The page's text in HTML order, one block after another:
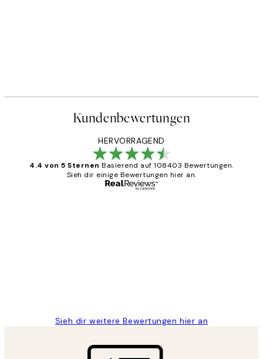
Kundenbewertungen
HERVORRAGEND
4.4 von 5 Sternen Basierend auf 108403 Bewertungen.
Sieh dir einige Bewertungen hier an.
Sieh dir weitere Bewertungen hier an